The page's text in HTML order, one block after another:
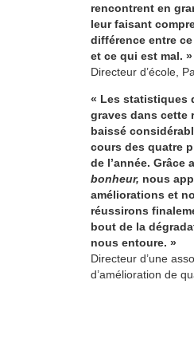
rencontrent en
leur faisant
différence entre
et ce qui est mal. »
Directeur d’école,
« Les statistiques
graves dans cette
baissé
cours des quatre
de l’année. Grâce
bonheur, nous
améliorations et
réussirons
bout de la
nous entoure. »
Directeur d’une
d’amélioration de